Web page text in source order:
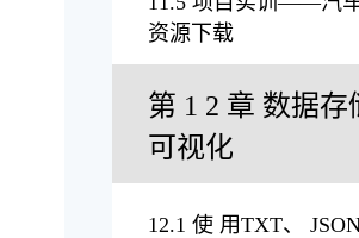
资源下载
第 1 2 章 数据存
可视化
12.1 使 用TXT、 JSON